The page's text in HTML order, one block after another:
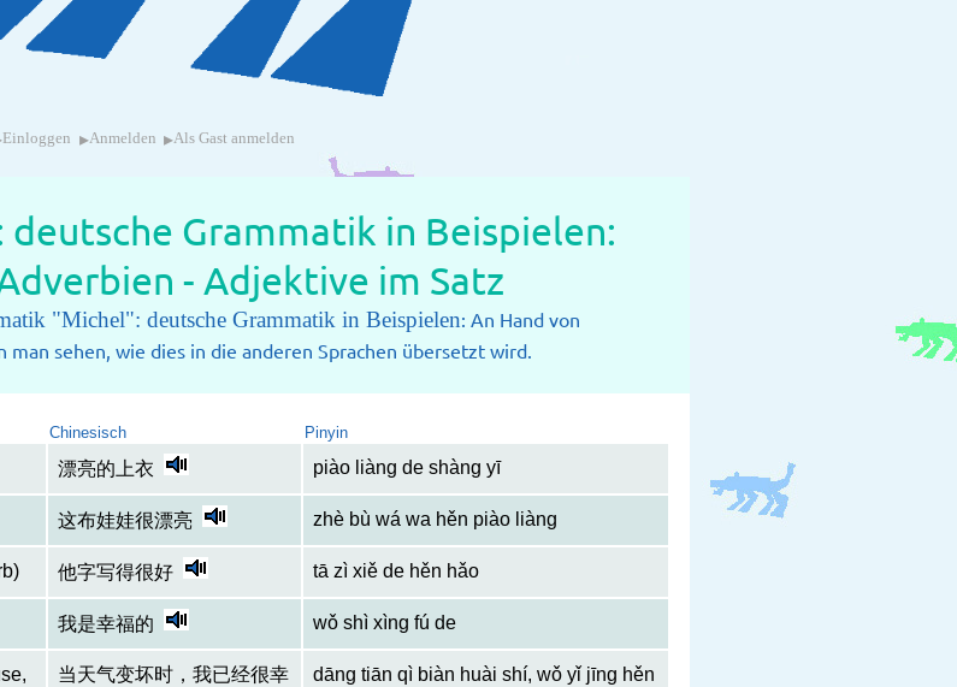
Einloggen ▸Anmelden ▸Als Gast anmelden
Grammatik in Beispielen:
- Adjektive im Satz
"Michel": deutsche Grammatik in Beispielen: An Hand von
sehen, wie dies in die anderen Sprachen übersetzt wird.
Chinesisch Pinyin
漂亮的上衣 piào liàng de shàng yī
这布娃娃很漂亮 zhè bù wá wa hěn piào liàng
他字写得很好 tā zì xiě de hěn hǎo
我是幸福的 wǒ shì xìng fú de
当天气变坏时，我已经很幸
dāng tiān qì biàn huài shí, wǒ yǐ jīng hěn